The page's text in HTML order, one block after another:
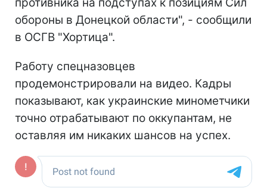
обороны в Донецкой области", - сообщили
в ОСГВ "Хортица".
Работу спецназовцев
продемонстрировали на видео. Кадры
показывают, как украинские минометчики
точно отрабатывают по оккупантам, не
оставляя им никаких шансов на успех.